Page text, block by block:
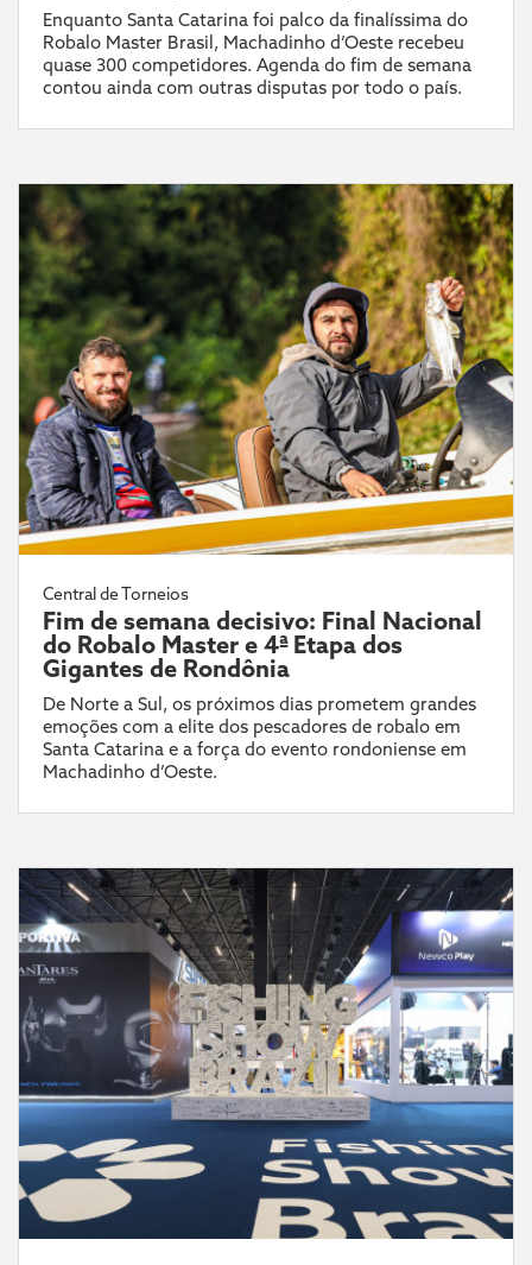
Enquanto Santa Catarina foi palco da finalíssima do
Robalo Master Brasil, Machadinho d’Oeste recebeu
quase 300 competidores. Agenda do fim de semana
contou ainda com outras disputas por todo o país.
Central de Torneios
Fim de semana decisivo: Final Nacional
do Robalo Master e 4ª Etapa dos
Gigantes de Rondônia
De Norte a Sul, os próximos dias prometem grandes
emoções com a elite dos pescadores de robalo em
Santa Catarina e a força do evento rondoniense em
Machadinho d’Oeste.